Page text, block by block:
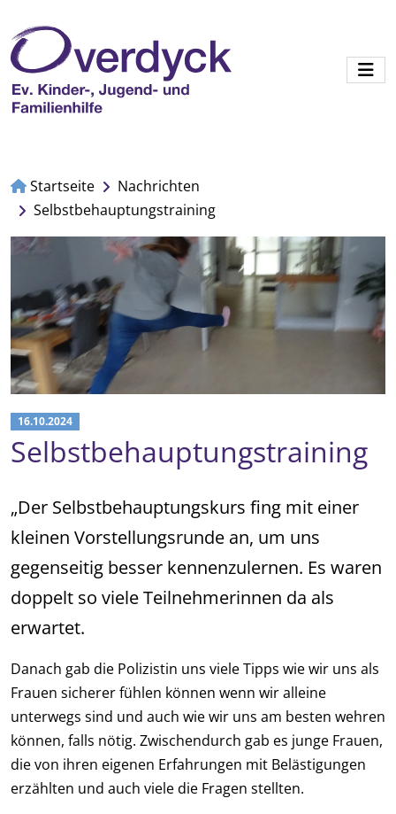
Startseite
Nachrichten
Selbstbehauptungstraining
16.10.2024
Selbstbehauptungstraining
„Der Selbstbehauptungskurs fing mit einer
kleinen Vorstellungsrunde an, um uns
gegenseitig besser kennenzulernen. Es waren
doppelt so viele Teilnehmerinnen da als
erwartet.
Danach gab die Polizistin uns viele Tipps wie wir uns als
Frauen sicherer fühlen können wenn wir alleine
unterwegs sind und auch wie wir uns am besten wehren
können, falls nötig. Zwischendurch gab es junge Frauen,
die von ihren eigenen Erfahrungen mit Belästigungen
erzählten und auch viele die Fragen stellten.